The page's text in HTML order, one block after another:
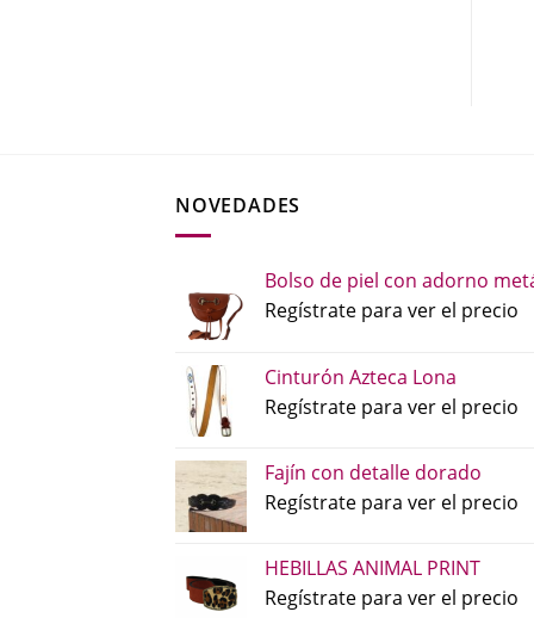
NOVEDADES
Bolso de piel con adorno
Regístrate para ver el precio
Cinturón Azteca Lona
Regístrate para ver el precio
Fajín con detalle dorado
Regístrate para ver el precio
HEBILLAS ANIMAL PRINT
Regístrate para ver el precio